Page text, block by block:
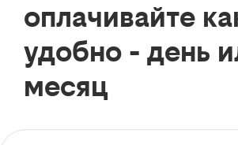
оплачивайте
удобно - день
месяц